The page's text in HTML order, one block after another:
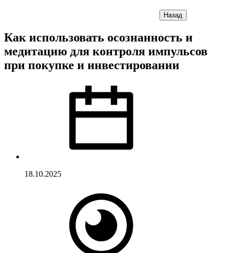
Назад
Как использовать осознанность и
медитацию для контроля импульсов
при покупке и инвестировании
18.10.2025